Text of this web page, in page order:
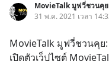
MovieTalk มูฟวี่ชวนคุย
31 พ.ค. 2021 เวลา
MovieTalk มูฟวี่ชวนคุย:
เปิดตัวเว็ปไซต์